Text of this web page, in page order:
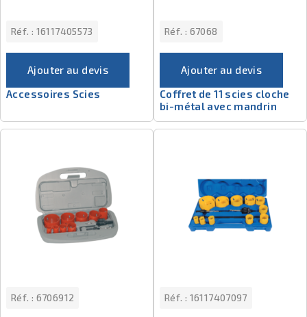
Réf. : 16117405573
Ajouter au devis
Accessoires Scies
Réf. : 67068
Ajouter au devis
Coffret de 11 scies cloche
bi-métal avec mandrin
Réf. : 6706912 Réf. : 16117407097